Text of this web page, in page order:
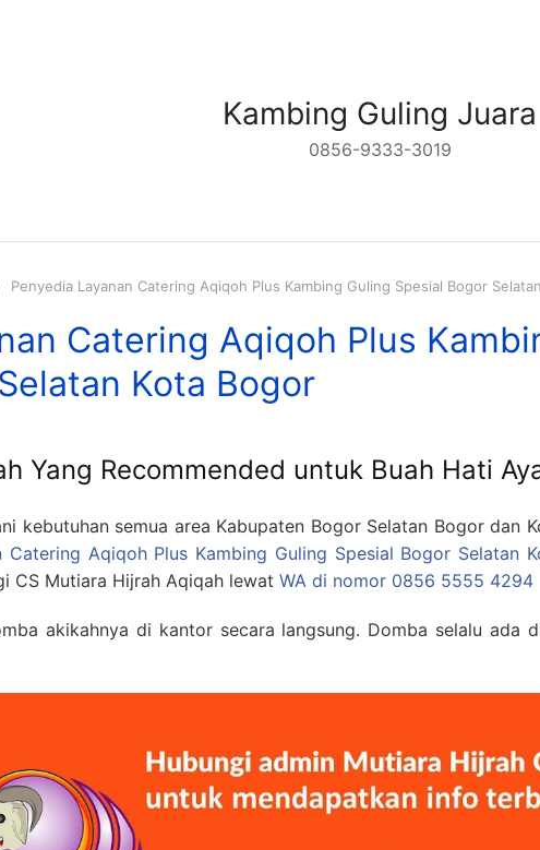
Kambing Guling Juara
0856-9333-3019
Penyedia Layanan Catering Aqiqoh Plus Kambing Guling Spesial Bogor
Catering Aqiqoh Plus
Kota Bogor
Yang Recommended untuk Buah Hati
kebutuhan semua area Kabupaten Bogor Selatan Bogor dan
Catering Aqiqoh Plus Kambing Guling Spesial Bogor Selatan
CS Mutiara Hijrah Aqiqah lewat WA di nomor 0856 5555 4294
akikahnya di kantor secara langsung. Domba selalu ada